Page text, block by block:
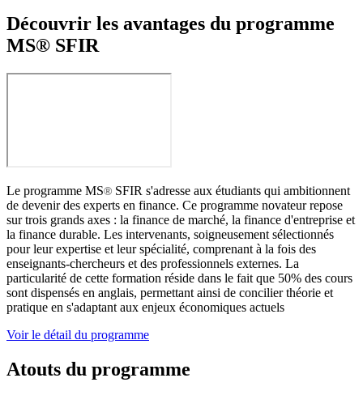
Découvrir les avantages du programme
MS® SFIR
Le programme MS® SFIR s'adresse aux étudiants qui ambitionnent
de devenir des experts en finance. Ce programme novateur repose
sur trois grands axes : la finance de marché, la finance d'entreprise et
la finance durable. Les intervenants, soigneusement sélectionnés
pour leur expertise et leur spécialité, comprenant à la fois des
enseignants-chercheurs et des professionnels externes. La
particularité de cette formation réside dans le fait que 50% des cours
sont dispensés en anglais, permettant ainsi de concilier théorie et
pratique en s'adaptant aux enjeux économiques actuels
Voir le détail du programme
Atouts du programme